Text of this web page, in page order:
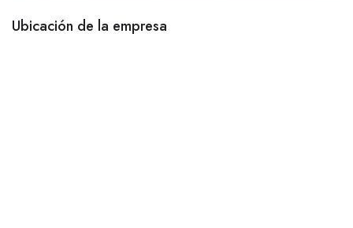
Ubicación de la empresa